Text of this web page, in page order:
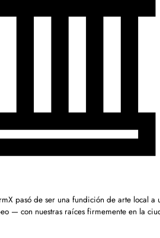
pasó de ser una fundición de arte local a
— con nuestras raíces firmemente en la